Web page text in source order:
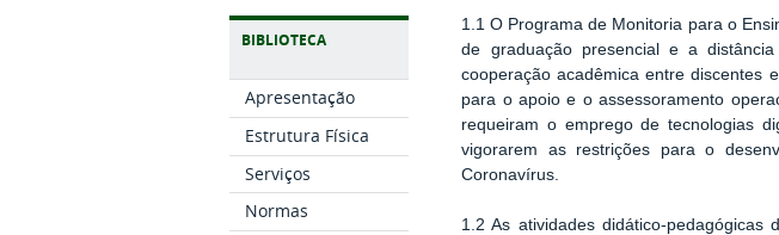
BIBLIOTECA
Apresentação
Estrutura Física
Serviços
Normas
1.1 O Programa de Monitoria para o
de graduação presencial e a
cooperação acadêmica entre discentes
para o apoio e o assessoramento
requeiram o emprego de tecnologias
vigorarem as restrições para o
Coronavírus.
1.2 As atividades didático-